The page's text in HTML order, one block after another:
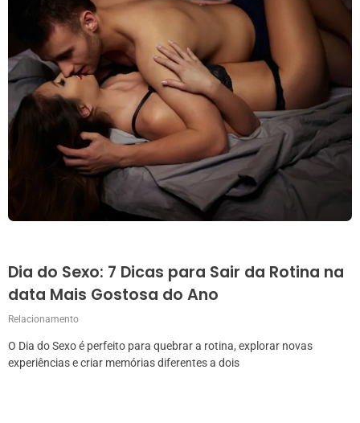
Dia do Sexo: 7 Dicas para Sair da Rotina na
data Mais Gostosa do Ano
Relacionamento
O Dia do Sexo é perfeito para quebrar a rotina, explorar novas
experiências e criar memórias diferentes a dois